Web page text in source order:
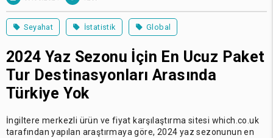
Seyahat İstatistik Global
2024 Yaz Sezonu İçin En Ucuz Paket
Tur Destinasyonları Arasında
Türkiye Yok
İngiltere merkezli ürün ve fiyat karşılaştırma sitesi which.co.uk
tarafından yapılan araştırmaya göre, 2024 yaz sezonunun en